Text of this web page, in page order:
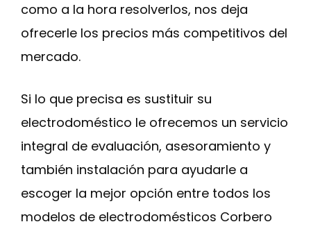
como a la hora resolverlos, nos deja
ofrecerle los precios más competitivos del
mercado.
Si lo que precisa es sustituir su
electrodoméstico le ofrecemos un servicio
integral de evaluación, asesoramiento y
también instalación para ayudarle a
escoger la mejor opción entre todos los
modelos de electrodomésticos Corbero